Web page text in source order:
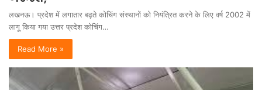
लखनऊ। प्रदेश में लगातार बढ़ते कोचिंग संस्थानों को नियंत्रित करने के लिए वर्ष 2002 में
लागू किया गया उत्तर प्रदेश कोचिंग…
Read More »